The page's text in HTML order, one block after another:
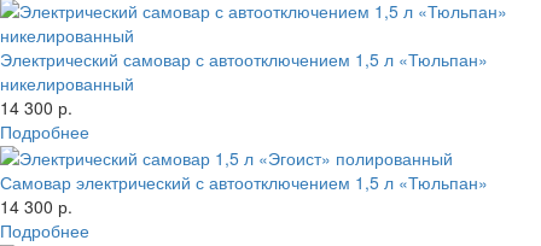
Электрический самовар с автоотключением 1,5 л «Тюльпан»
никелированный
14 300 р.
Подробнее
Самовар электрический с автоотключением 1,5 л «Тюльпан»
14 300 р.
Подробнее